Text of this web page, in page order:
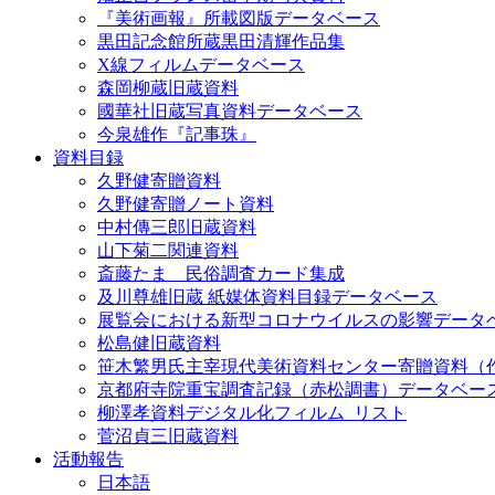
『美術画報』所載図版データベース
黒田記念館所蔵黒田清輝作品集
X線フィルムデータベース
森岡柳蔵旧蔵資料
國華社旧蔵写真資料データベース
今泉雄作『記事珠』
資料目録
久野健寄贈資料
久野健寄贈ノート資料
中村傳三郎旧蔵資料
山下菊二関連資料
斎藤たま 民俗調査カード集成
及川尊雄旧蔵 紙媒体資料目録データベース
展覧会における新型コロナウイルスの影響データ
松島健旧蔵資料
笹木繁男氏主宰現代美術資料センター寄贈資料（
京都府寺院重宝調査記録（赤松調書）データベー
柳澤孝資料デジタル化フィルム_リスト
菅沼貞三旧蔵資料
活動報告
日本語